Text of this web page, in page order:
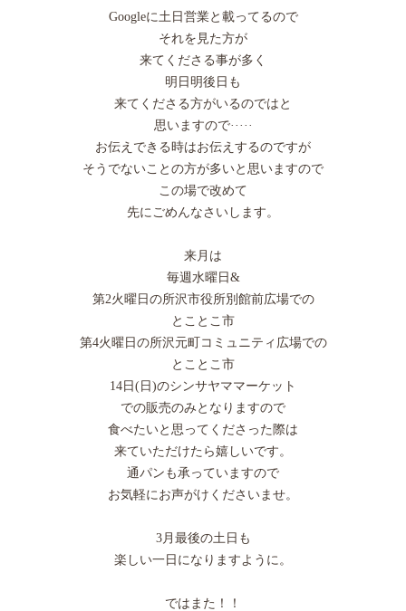
Googleに土日営業と載ってるので
それを見た方が
来てくださる事が多く
明日明後日も
来てくださる方がいるのではと
思いますので·····
お伝えできる時はお伝えするのですが
そうでないことの方が多いと思いますので
この場で改めて
先にごめんなさいします。
来月は
毎週水曜日&
第2火曜日の所沢市役所別館前広場での
とことこ市
第4火曜日の所沢元町コミュニティ広場での
とことこ市
14日(日)のシンサヤママーケット
での販売のみとなりますので
食べたいと思ってくださった際は
来ていただけたら嬉しいです。
通パンも承っていますので
お気軽にお声がけくださいませ。
3月最後の土日も
楽しい一日になりますように。
ではまた！！